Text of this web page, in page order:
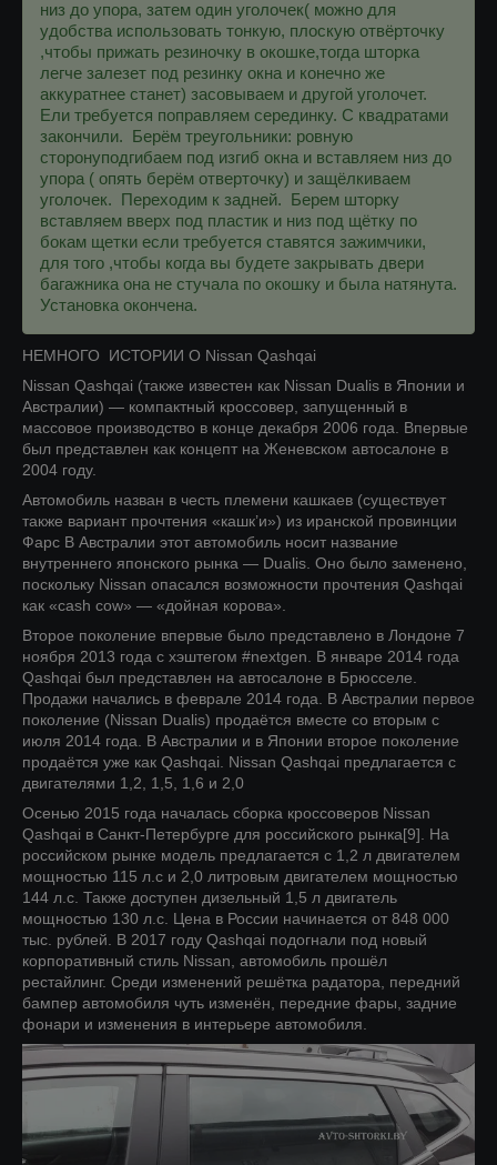
низ до упора, затем один уголочек( можно для
удобства использовать тонкую, плоскую отвёрточку
,чтобы прижать резиночку в окошке,тогда шторка
легче залезет под резинку окна и конечно же
аккуратнее станет) засовываем и другой уголочет.
Ели требуется поправляем серединку. С квадратами
закончили.
Берём треугольники: ровную
сторонуподгибаем под изгиб окна и вставляем низ до
упора ( опять берём отверточку) и защёлкиваем
уголочек. Переходим к задней. Берем шторку
вставляем вверх под пластик и низ под щётку по
бокам щетки если требуется ставятся зажимчики,
для того ,чтобы когда вы будете закрывать двери
багажника она не стучала по окошку и была натянута.
Установка окончена.
НЕМНОГО ИСТОРИИ О Nissan Qashqai
Nissan Qashqai (также известен как Nissan Dualis в Японии и
Австралии) — компактный кроссовер, запущенный в
массовое производство в конце декабря 2006 года. Впервые
был представлен как концепт на Женевском автосалоне в
2004 году.
Автомобиль назван в честь племени кашкаев (существует
также вариант прочтения «кашк’и») из иранской провинции
Фарс В Австралии этот автомобиль носит название
внутреннего японского рынка — Dualis. Оно было заменено,
поскольку Nissan опасался возможности прочтения Qashqai
как «cash cow» — «дойная корова».
Второе поколение впервые было представлено в Лондоне 7
ноября 2013 года с хэштегом #nextgen. В январе 2014 года
Qashqai был представлен на автосалоне в Брюсселe.
Продажи начались в феврале 2014 года. В Австралии первое
поколение (Nissan Dualis) продаётся вместе со вторым с
июля 2014 года. В Австралии и в Японии второе поколение
продаётся уже как Qashqai. Nissan Qashqai предлагается с
двигателями 1,2, 1,5, 1,6 и 2,0
Осенью 2015 года началась сборка кроссоверов Nissan
Qashqai в Санкт-Петербурге для российского рынка[9]. На
российском рынке модель предлагается с 1,2 л двигателем
мощностью 115 л.с и 2,0 литровым двигателем мощностью
144 л.с. Также доступен дизельный 1,5 л двигатель
мощностью 130 л.с. Цена в России начинается от 848 000
тыс. рублей. В 2017 году Qashqai подогнали под новый
корпоративный стиль Nissan, автомобиль прошёл
рестайлинг. Среди изменений решётка радатора, передний
бампер автомобиля чуть изменён, передние фары, задние
фонари и изменения в интерьере автомобиля.